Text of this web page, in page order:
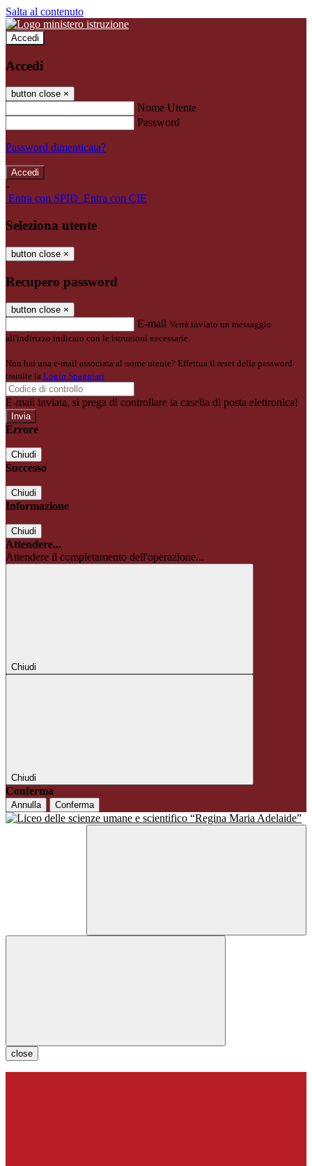
Salta al contenuto
Accedi
Accedi
button close ×
Nome Utente
Password
Password dimenticata?
-
Entra con SPID Entra con CIE
Seleziona utente
button close ×
Recupero password
button close ×
E-mail Verrà inviato un messaggio
all'indirizzo indicato con le istruzioni necessarie.
Non hai una e-mail associata al nome utente? Effettua il reset della password
tramite la Login Spaggiari
E-mail inviata, si prega di controllare la casella di posta elettronica!
Errore
Chiudi
Successo
Chiudi
Informazione
Chiudi
Attendere...
Attendere il completamento dell'operazione...
Chiudi
Chiudi
Conferma
Annulla Conferma
close